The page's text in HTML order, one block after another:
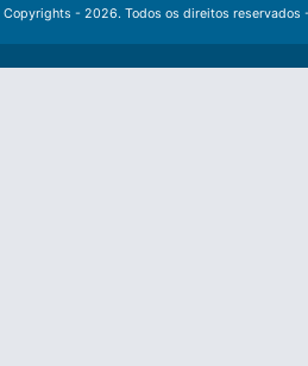
- 2026. Todos os direitos reservados